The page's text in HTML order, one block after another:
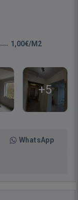
1,00€/M2
+5
WhatsApp